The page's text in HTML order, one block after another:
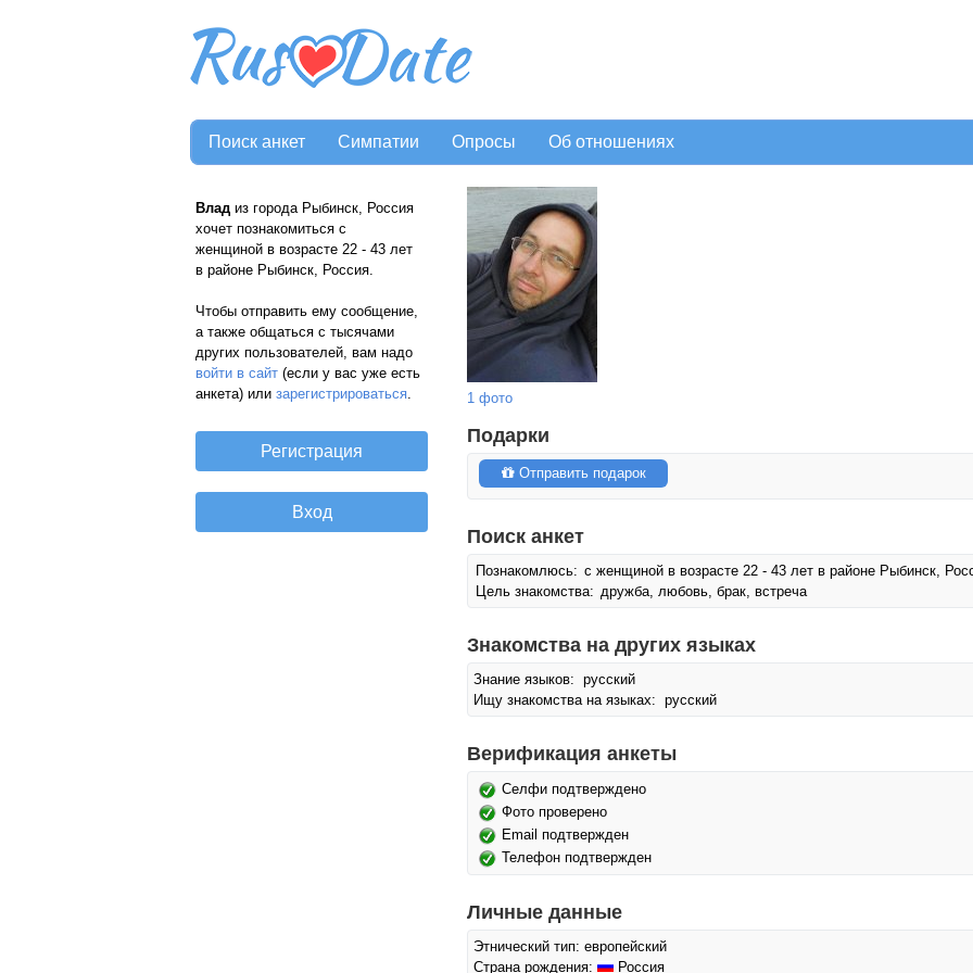
Поиск анкет Симпатии Опросы Об отношениях
Влад из города Рыбинск, Россия
хочет познакомиться с
женщиной в возрасте 22 - 43 лет
в районе Рыбинск, Россия.
Чтобы отправить ему сообщение,
а также общаться с тысячами
других пользователей, вам надо
войти в сайт (если у вас уже есть
анкета) или зарегистрироваться. 1 фото
Подарки
Отправить подарок
Поиск анкет
Познакомлюсь: с женщиной в возрасте 22 - 43 лет в районе Рыбинск,
Цель знакомства: дружба, любовь, брак, встреча
Знакомства на других языках
Знание языков: русский
Ищу знакомства на языках: русский
Верификация анкеты
Селфи подтверждено
Фото проверено
Email подтвержден
Телефон подтвержден
Личные данные
Этнический тип: европейский
Страна рождения:
Россия